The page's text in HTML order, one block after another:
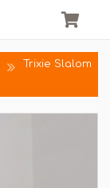
Trixie Slalom